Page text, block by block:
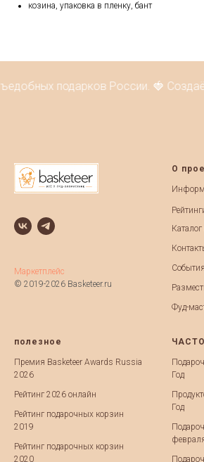
козина, упаковка в пленку, бант
подарков России. 🍓
Маркетплейс
© 2019-2026 Basketeer.ru
О
События
Фуд-
полезное
Премия Basketeer Awards Russia
2026
Рейтинг 2026 онлайн
Рейтинг подарочных корзин
2019
Рейтинг подарочных корзин
2020
Год
Год